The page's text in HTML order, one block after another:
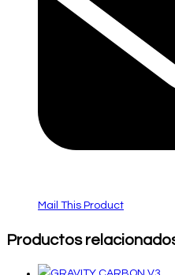
Mail This Product
Productos